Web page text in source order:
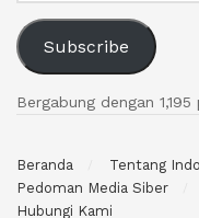
Subscribe
Bergabung dengan
Beranda Tentang
Pedoman Media Siber
Hubungi Kami